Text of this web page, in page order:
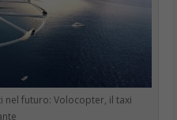
dalla venuta di
di
dedicato ai clienti
di figure specializzate su
operatori reali, disponibili 24